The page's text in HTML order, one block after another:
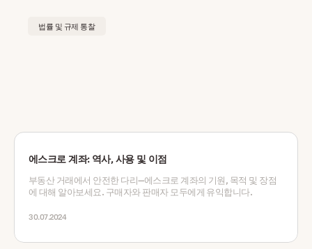
법률 및 규제 통찰
에스크로 계좌: 역사, 사용 및 이점
부동산 거래에서 안전한 다리—에스크로 계좌의 기원, 목적 및 장점
에 대해 알아보세요. 구매자와 판매자 모두에게 유익합니다.
30.07.2024